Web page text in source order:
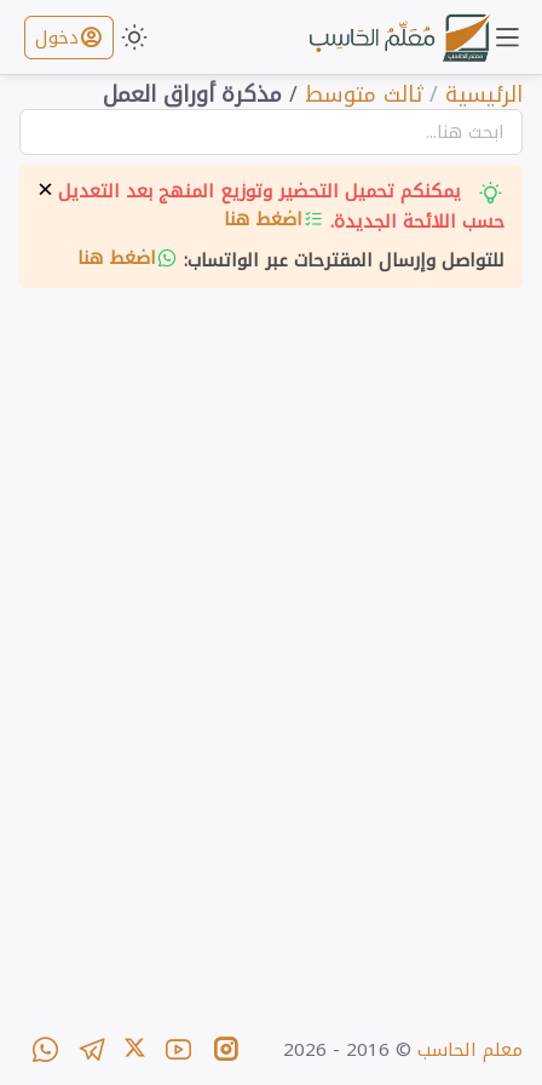
دخول
الرئيسية /ثالث متوسط /مذكرة أوراق العمل
×يمكنكم تحميل التحضير وتوزيع المنهج بعد التعديل
حسب اللائحة الجديدة.
اضغط هنا
للتواصل وإرسال المقترحات عبر الواتساب:
اضغط هنا
معلم الحاسب © 2016 -
2026